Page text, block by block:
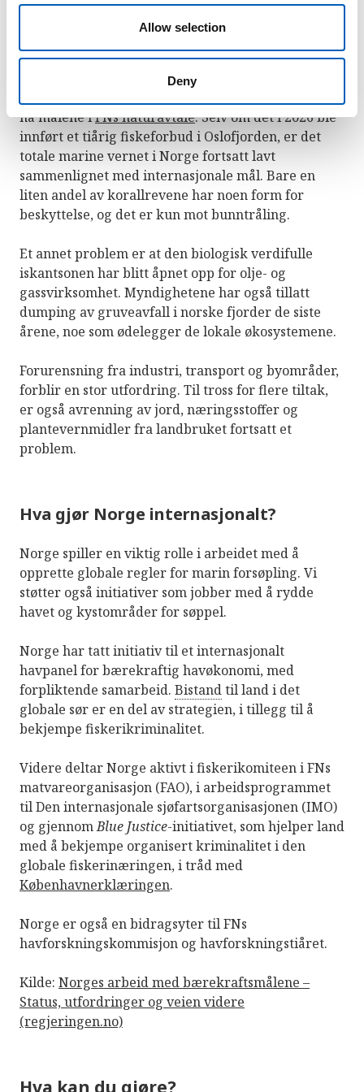
Allow selection
Deny
lakselus. Fiskeri og akvakultur er fortsatt store
Norge har bare beskyttetrundt 4,6 prosent
kyst- og havområder, og har en lang vei å gå for å
nå målene iFNs naturavtale. Selv om det i 2026 ble
innført et tiårig fiskeforbud i Oslofjorden, er det
totale marine vernet i Norge fortsatt lavt
sammenlignet med internasjonale mål. Bare en
liten andel av korallrevene har noen form for
beskyttelse, og det er kun mot bunntråling.
Et annet problem er at den biologisk verdifulle
iskantsonen har blitt åpnet opp for olje- og
gassvirksomhet. Myndighetene har også tillatt
dumping av gruveavfall i norske fjorder de siste
årene, noe som ødelegger de lokale økosystemene.
Forurensning fra industri, transport og byområder,
forblir en stor utfordring. Til tross for flere tiltak,
er også avrenning av jord, næringsstoffer og
plantevernmidler fra landbruket fortsatt et
problem.
Hva gjør Norge internasjonalt?
Norge spiller en viktig rolle i arbeidet med å
opprette globale regler for marin forsøpling. Vi
støtter også initiativer som jobber med å rydde
havet og kystområder for søppel.
Norge har tatt initiativ til et internasjonalt
havpanel for bærekraftig havøkonomi, med
forpliktende samarbeid. Bistandtil land i det
globale sør er en del av strategien, i tillegg til å
bekjempe fiskerikriminalitet.
Videre deltar Norge aktivt i fiskerikomiteen i FNs
matvareorganisasjon (FAO), i arbeidsprogrammet
til Den internasjonale sjøfartsorganisasjonen (IMO)
og gjennomBlue Justice-initiativet, som hjelper land
med å bekjempe organisert kriminalitet i den
globale fiskerinæringen, i tråd med
Københavnerklæringen.
Norge er også en bidragsyter til FNs
havforskningskommisjon og havforskningstiåret.
Kilde: Norges arbeid med bærekraftsmålene –
Status, utfordringer og veien videre
(regjeringen.no)